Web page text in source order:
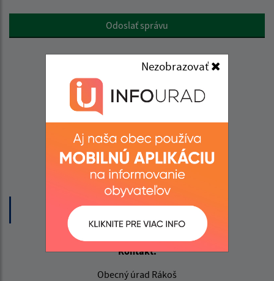
Nezobrazovať
Google reCaptcha ResponseOdoslať správu
Deň
Pondelok
07:30 - 15:30
Utorok
07:30 - 15:30
Streda
07:30 - 18:00
Štvrtok
07:30 - 15:30
Piatok
07:30 - 13:00
Obedňajšia prestávka:
12:00 - 13:00
Kontakt:
Obecný úrad Rákoš